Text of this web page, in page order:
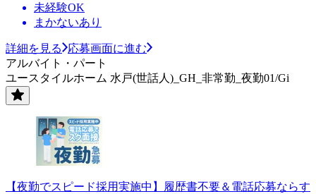
未経験OK
まかないあり
詳細を見る
応募画面に進む
アルバイト・パート
ユースタイルホーム 水戸(世話人)_GH_非常勤_夜勤01/Gi
【夜勤でスピード採用実施中】履歴書不要＆電話応募ならす